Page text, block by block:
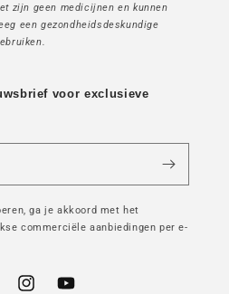
zijn geen medicijnen en kunnen
een gezondheidsdeskundige
voor exclusieve
ga je akkoord met het
commerciële aanbiedingen per e-